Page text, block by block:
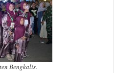
Bengkalis.